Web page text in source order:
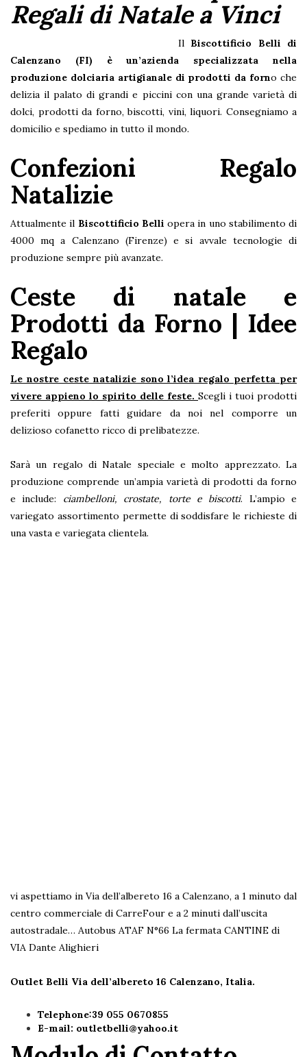
Regali di Natale a Vinci
Il Biscottificio Belli di
Calenzano (FI)
è un’azienda specializzata nella
produzione dolciaria artigianale di prodotti da forno che
delizia il palato di grandi e piccini con una grande varietà di
dolci, prodotti da forno, biscotti, vini, liquori. Consegniamo a
domicilio e spediamo in tutto il mondo.
Confezioni Regalo
Natalizie
Attualmente il Biscottificio Belli opera in uno stabilimento di
4000 mq a Calenzano (Firenze) e si avvale tecnologie di
produzione sempre più avanzate.
Ceste di natale e
Prodotti da Forno | Idee
Regalo
Le nostre ceste natalizie sono l’idea regalo perfetta per
vivere appieno lo spirito delle feste. Scegli i tuoi prodotti
preferiti oppure fatti guidare da noi nel comporre un
delizioso cofanetto ricco di prelibatezze.
Sarà un regalo di Natale speciale e molto apprezzato. La
produzione comprende un’ampia varietà di prodotti da forno
e include: ciambelloni, crostate, torte e biscotti. L’ampio e
variegato assortimento permette di soddisfare le richieste di
una vasta e variegata clientela.
vi aspettiamo in Via dell’albereto 16 a Calenzano, a 1 minuto dal
centro commerciale di CarreFour e a 2 minuti dall’uscita
autostradale… Autobus ATAF N°66 La fermata CANTINE di
VIA Dante Alighieri
Outlet Belli Via dell’albereto 16 Calenzano, Italia.
Telephone:39 055 0670855
E-mail: outletbelli@yahoo.it